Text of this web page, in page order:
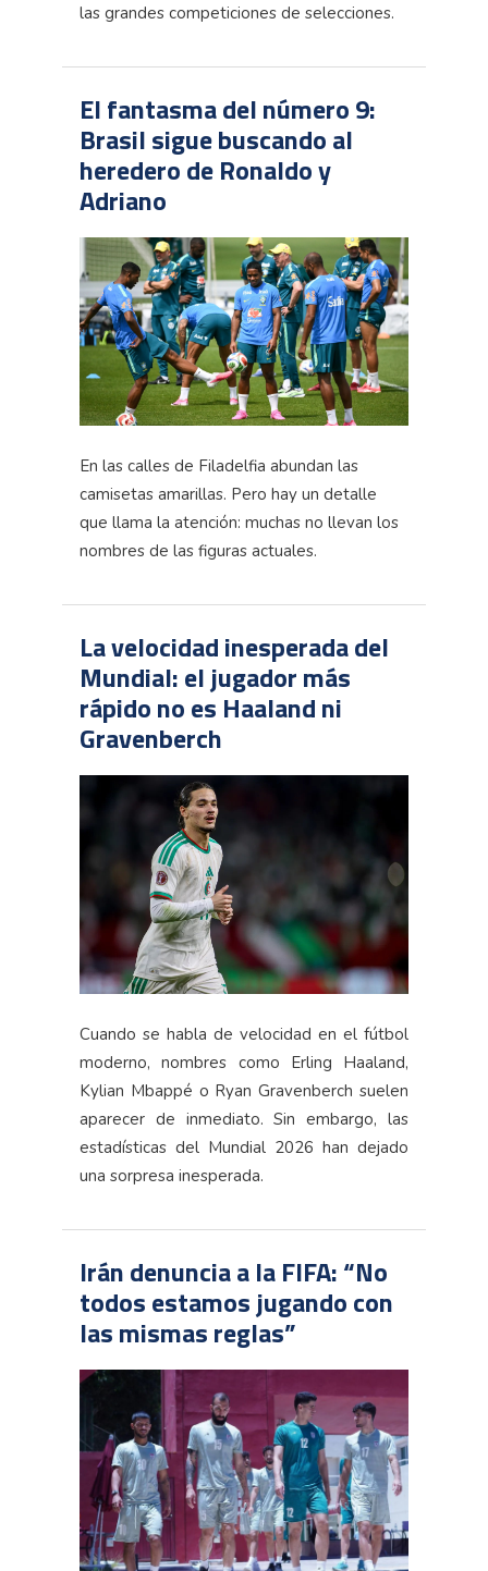
las grandes competiciones de selecciones.
El fantasma del número 9:
Brasil sigue buscando al
heredero de Ronaldo y
Adriano
En las calles de Filadelfia abundan las
camisetas amarillas. Pero hay un detalle
que llama la atención: muchas no llevan los
nombres de las figuras actuales.
La velocidad inesperada del
Mundial: el jugador más
rápido no es Haaland ni
Gravenberch
Cuando se habla de velocidad en el fútbol
moderno, nombres como Erling Haaland,
Kylian Mbappé o Ryan Gravenberch suelen
aparecer de inmediato. Sin embargo, las
estadísticas del Mundial 2026 han dejado
una sorpresa inesperada.
Irán denuncia a la FIFA: “No
todos estamos jugando con
las mismas reglas”